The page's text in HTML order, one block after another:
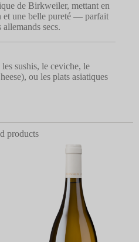
de Birkweiler, mettant en
et une belle pureté — parfait
secs.
sushis, le ceviche, le
ou les plats asiatiques
products